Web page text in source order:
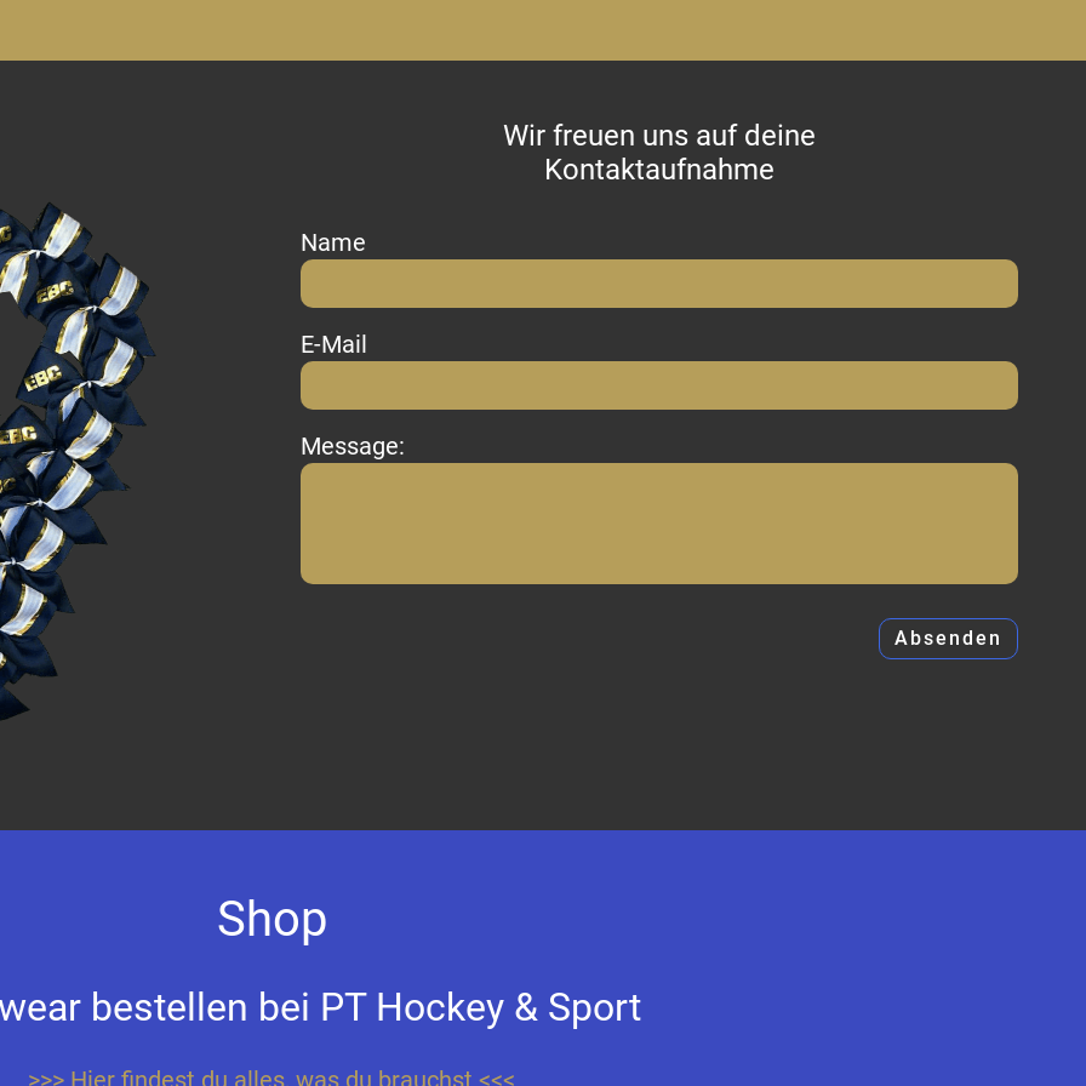
Wir freuen uns auf deine
Kontaktaufnahme
Name
E-Mail
Message:
Shop
bestellen bei PT Hockey & Sport
>>> Hier findest du alles, was du brauchst <<<